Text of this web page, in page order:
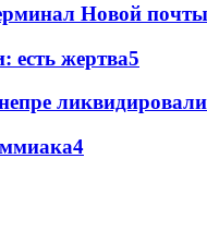
Новой почты
есть жертва5
4